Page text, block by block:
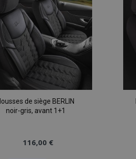
de siège BERLIN
noir-gris, avant 1+1
116,00 €